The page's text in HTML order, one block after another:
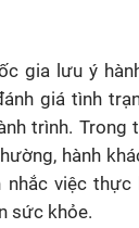
gia lưu ý
giá tình
trình. Trong
hành
việc thực
sức khỏe.